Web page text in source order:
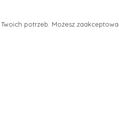
potrzeb. Możesz